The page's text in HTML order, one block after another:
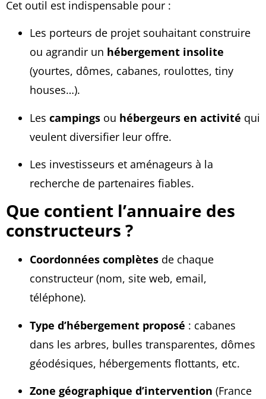
Cet outil est indispensable pour :
Les porteurs de projet souhaitant construire
ou agrandir un hébergement insolite
(yourtes, dômes, cabanes, roulottes, tiny
houses…).
Les campings ou hébergeurs en activité qui
veulent diversifier leur offre.
Les investisseurs et aménageurs à la
recherche de partenaires fiables.
Que contient l’annuaire des
constructeurs ?
Coordonnées complètes de chaque
constructeur (nom, site web, email,
téléphone).
Type d’hébergement proposé : cabanes
dans les arbres, bulles transparentes, dômes
géodésiques, hébergements flottants, etc.
Zone géographique d’intervention (France